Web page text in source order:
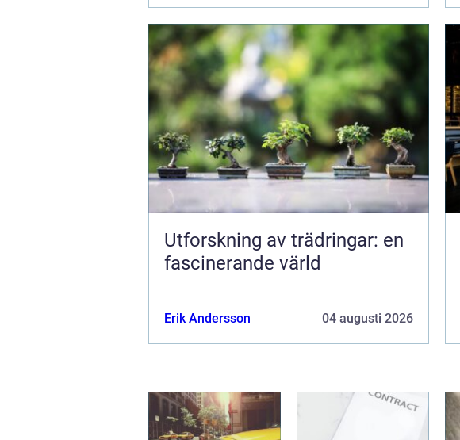
Utforskning av trädringar: en
fascinerande värld
Erik Andersson 04 augusti 2026